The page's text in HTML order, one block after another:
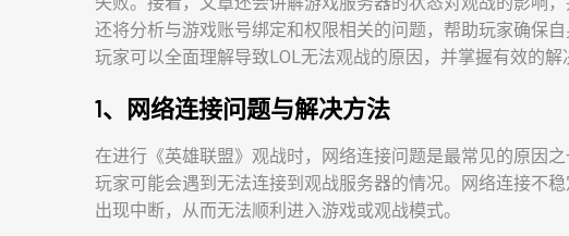
还将分析与游戏账号绑定和权限相关的问题，帮助玩家确保
玩家可以全面理解导致LOL无法观战的原因，并掌握有效的解
1、网络连接问题与解决方法
在进行《英雄联盟》观战时，网络连接问题是最常见的原因
玩家可能会遇到无法连接到观战服务器的情况。网络连接不
出现中断，从而无法顺利进入游戏或观战模式。